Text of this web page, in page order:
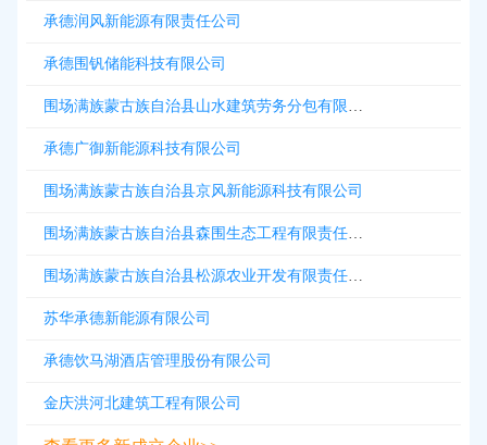
承德润风新能源有限责任公司
承德围钒储能科技有限公司
围场满族蒙古族自治县山水建筑劳务分包有限公司
承德广御新能源科技有限公司
围场满族蒙古族自治县京风新能源科技有限公司
围场满族蒙古族自治县森围生态工程有限责任公司
围场满族蒙古族自治县松源农业开发有限责任公司
苏华承德新能源有限公司
承德饮马湖酒店管理股份有限公司
金庆洪河北建筑工程有限公司